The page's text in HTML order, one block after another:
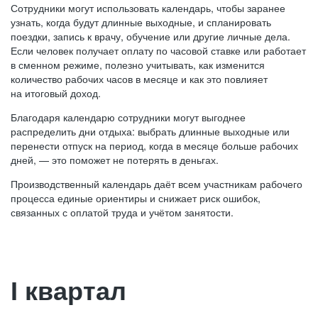
Сотрудники могут использовать календарь, чтобы заранее
узнать, когда будут длинные выходные, и спланировать
поездки, запись к врачу, обучение или другие личные дела.
Если человек получает оплату по часовой ставке или работает
в сменном режиме, полезно учитывать, как изменится
количество рабочих часов в месяце и как это повлияет
на итоговый доход.
Благодаря календарю сотрудники могут выгоднее
распределить дни отдыха: выбрать длинные выходные или
перенести отпуск на период, когда в месяце больше рабочих
дней, — это поможет не потерять в деньгах.
Производственный календарь даёт всем участникам рабочего
процесса единые ориентиры и снижает риск ошибок,
связанных с оплатой труда и учётом занятости.
I квартал